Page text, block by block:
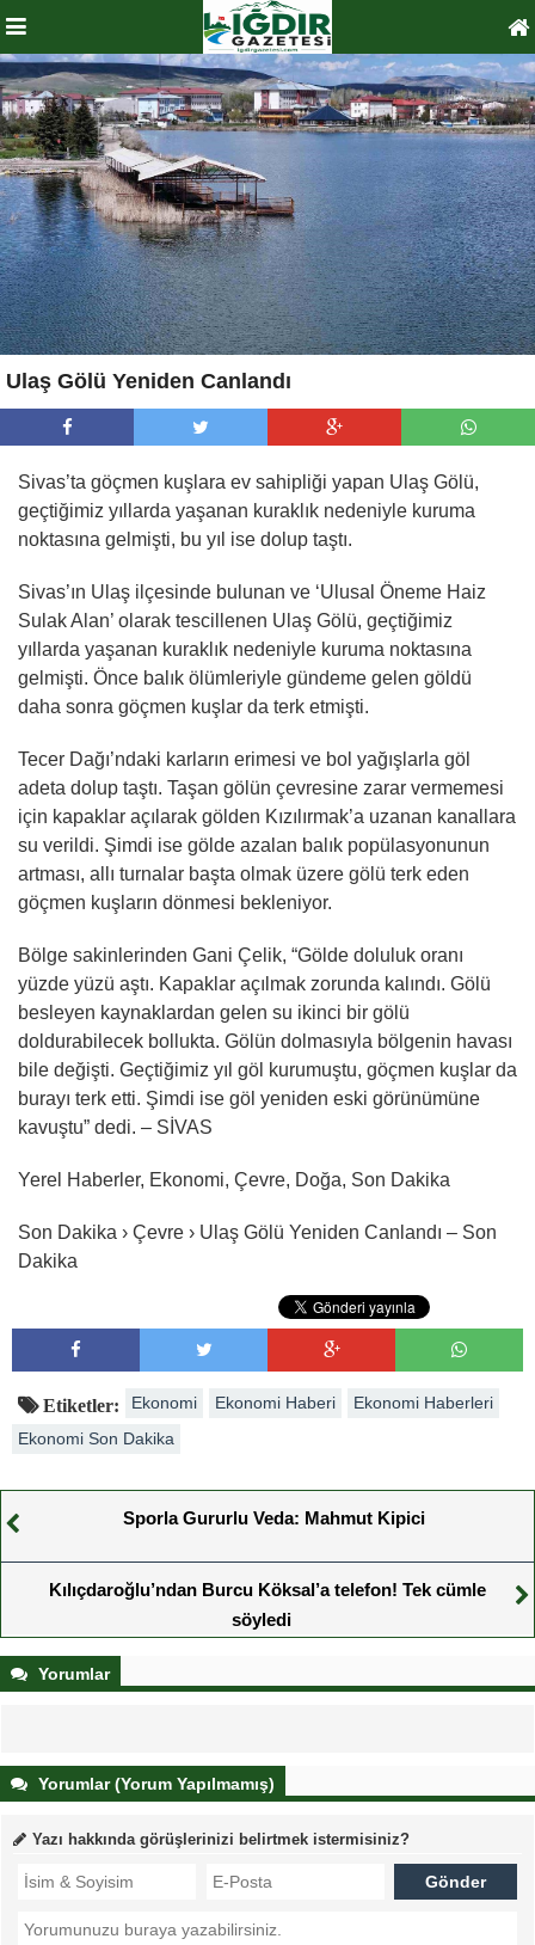
Ulaş Gölü Yeniden Canlandı
Sivas’ta göçmen kuşlara ev sahipliği yapan Ulaş Gölü,
geçtiğimiz yıllarda yaşanan kuraklık nedeniyle kuruma
noktasına gelmişti, bu yıl ise dolup taştı.
Sivas’ın Ulaş ilçesinde bulunan ve ‘Ulusal Öneme Haiz
Sulak Alan’ olarak tescillenen Ulaş Gölü, geçtiğimiz
yıllarda yaşanan kuraklık nedeniyle kuruma noktasına
gelmişti. Önce balık ölümleriyle gündeme gelen göldü
daha sonra göçmen kuşlar da terk etmişti.
Tecer Dağı’ndaki karların erimesi ve bol yağışlarla göl
adeta dolup taştı. Taşan gölün çevresine zarar vermemesi
için kapaklar açılarak gölden Kızılırmak’a uzanan kanallara
su verildi. Şimdi ise gölde azalan balık popülasyonunun
artması, allı turnalar başta olmak üzere gölü terk eden
göçmen kuşların dönmesi bekleniyor.
Bölge sakinlerinden Gani Çelik, “Gölde doluluk oranı
yüzde yüzü aştı. Kapaklar açılmak zorunda kalındı. Gölü
besleyen kaynaklardan gelen su ikinci bir gölü
doldurabilecek bollukta. Gölün dolmasıyla bölgenin havası
bile değişti. Geçtiğimiz yıl göl kurumuştu, göçmen kuşlar da
burayı terk etti. Şimdi ise göl yeniden eski görünümüne
kavuştu” dedi. – SİVAS
Yerel Haberler, Ekonomi, Çevre, Doğa, Son Dakika
Son Dakika › Çevre › Ulaş Gölü Yeniden Canlandı – Son
Dakika
Etiketler: Ekonomi Ekonomi Haberi
Ekonomi Haberleri
Ekonomi Son Dakika
Sporla Gururlu Veda: Mahmut Kipici
Kılıçdaroğlu’ndan Burcu Köksal’a telefon! Tek cümle
söyledi
Yorumlar
Yorumlar (Yorum Yapılmamış)
Yazı hakkında görüşlerinizi belirtmek istermisiniz?